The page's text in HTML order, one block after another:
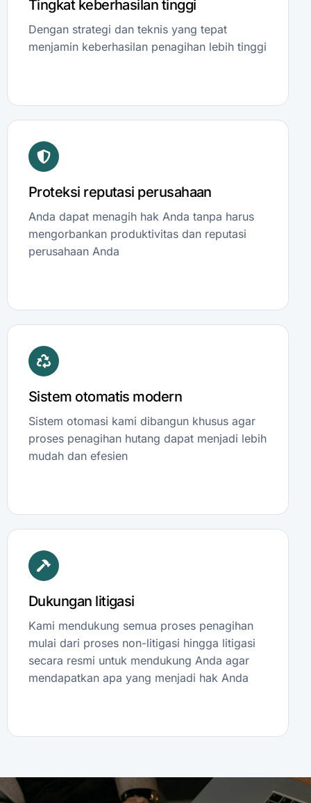
Tingkat keberhasilan tinggi
Dengan strategi dan teknis yang tepat
menjamin keberhasilan penagihan lebih tinggi
Proteksi reputasi perusahaan
Anda dapat menagih hak Anda tanpa harus
mengorbankan produktivitas dan reputasi
perusahaan Anda
Sistem otomatis modern
Sistem otomasi kami dibangun khusus agar
proses penagihan hutang dapat menjadi lebih
mudah dan efesien
Dukungan litigasi
Kami mendukung semua proses penagihan
mulai dari proses non-litigasi hingga litigasi
secara resmi untuk mendukung Anda agar
mendapatkan apa yang menjadi hak Anda